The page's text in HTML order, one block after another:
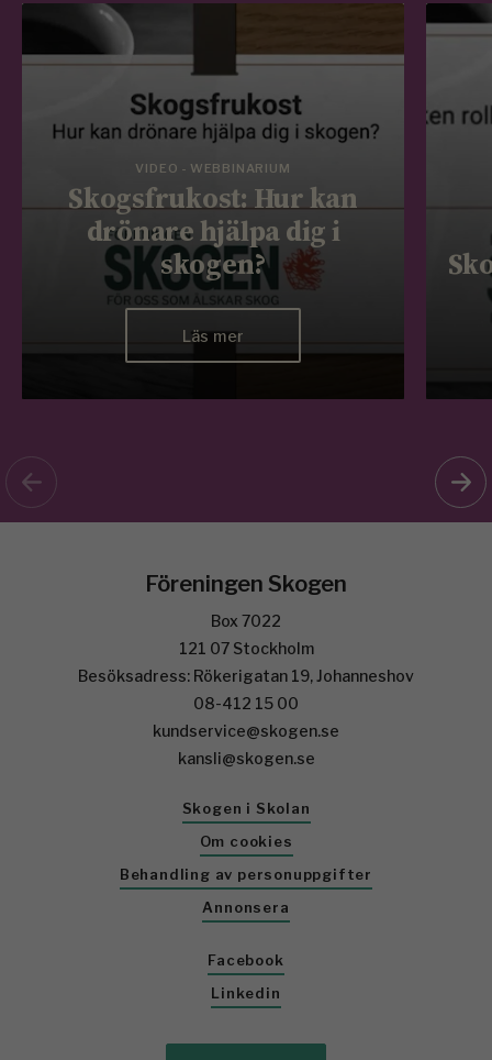
VIDEO - WEBBINARIUM
Skogsfrukost: Hur kan
drönare hjälpa dig i
skogen?
Läs mer
Föreningen Skogen
Box 7022
121 07 Stockholm
Besöksadress: Rökerigatan 19, Johanneshov
08-412 15 00
kundservice@skogen.se
kansli@skogen.se
Skogen i Skolan
Om cookies
Behandling av personuppgifter
Annonsera
Facebook
Linkedin